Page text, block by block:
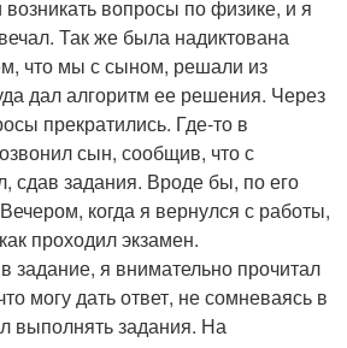
вопросы по физике, и я
Так же была надиктована
что мы с сыном, решали из
дал алгоритм ее решения. Через
прекратились. Где-то в
сын, сообщив, что с
сдав задания. Вроде бы, по его
когда я вернулся с работы,
проходил экзамен.
задание, я внимательно прочитал
могу дать ответ, не сомневаясь в
выполнять задания. На